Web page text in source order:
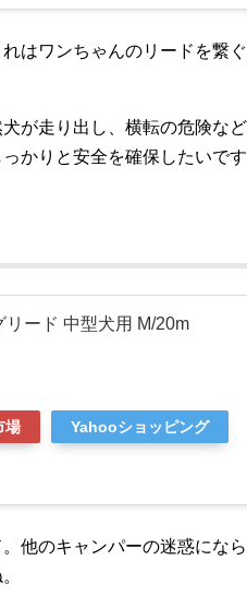
はワンちゃんのリードを繋
が走り出し、横転の危険など
かりと安全を確保したいです
ード 中型犬用 M/20m
場 Yahooショッピング
他のキャンパーの迷惑にな